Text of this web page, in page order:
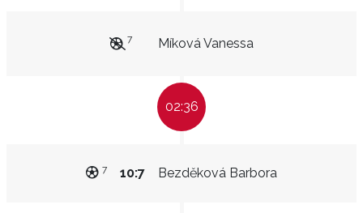
Míková Vanessa
7
02:36
Bezděková Barbora
10:7
7